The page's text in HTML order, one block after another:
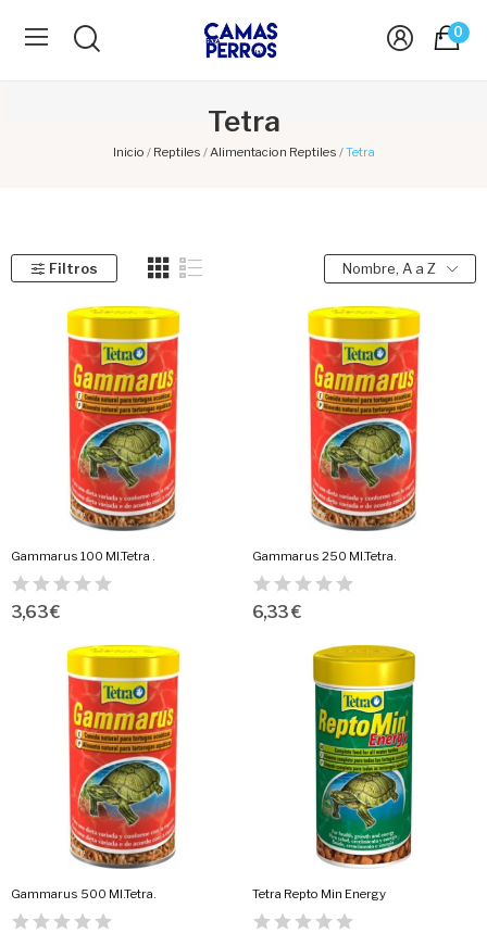
0
Tetra
Inicio Reptiles Alimentacion Reptiles Tetra
Filtros Nombre, A a Z
Gammarus 100 Ml.Tetra .
3,63 €
Gammarus 250 Ml.Tetra.
6,33 €
Gammarus 500 Ml.Tetra. Tetra Repto Min Energy